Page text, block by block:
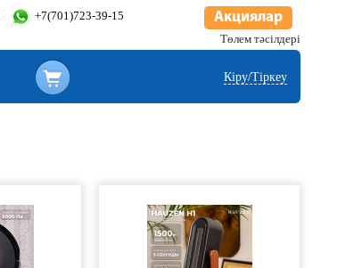
+7(701)723-39-15 Акциялар
Төлем тәсілдері
Кіру/Тіркеу